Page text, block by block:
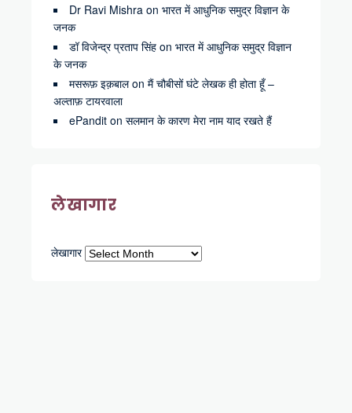
Dr Ravi Mishra on भारत में आधुनिक समुद्र विज्ञान के
जनक
डॉ विजेन्द्र प्रताप सिंह on भारत में आधुनिक समुद्र विज्ञान
के जनक
मसरूफ़ इक़बालon मैं चौबीसों घंटे लेखक ही होता हूँ –
अल्ताफ़ टायरवाला
ePandit on सलमान के कारण मेरा नाम याद रखते हैं
लेखागार
लेखागार